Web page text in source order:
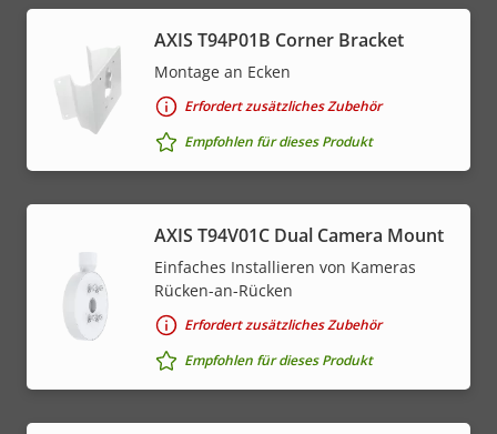
AXIS T94P01B Corner Bracket
Montage an Ecken
Erfordert zusätzliches Zubehör
Empfohlen für dieses Produkt
AXIS T94V01C Dual Camera Mount
Einfaches Installieren von Kameras
Rücken-an-Rücken
Erfordert zusätzliches Zubehör
Empfohlen für dieses Produkt